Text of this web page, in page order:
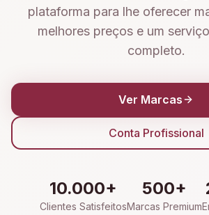
plataforma para lhe oferecer
melhores preços e um
completo.
Ver Marcas
Conta Profissional
10.000+
Clientes Satisfeitos
500+
Marcas Premium